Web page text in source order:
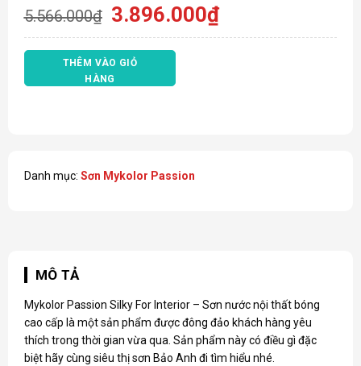
5.566.000₫ Giá
gốc
là:
5.566.000₫.
3.896.000₫Giá
hiện
tại
THÊM VÀO GIỎ
HÀNG
Danh mục: Sơn Mykolor Passion
MÔ TẢ
Mykolor Passion Silky For Interior – Sơn nước nội thất bóng
cao cấp là một sản phẩm được đông đảo khách hàng yêu
thích trong thời gian vừa qua. Sản phẩm này có điều gì đặc
biệt hãy cùng siêu thị sơn Bảo Anh đi tìm hiểu nhé.